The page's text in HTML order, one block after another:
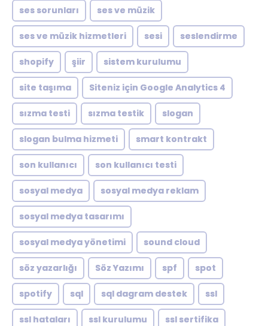
ses sorunları ses ve müzik
ses ve müzik hizmetleri sesi seslendirme
shopify şiir sistem kurulumu
site taşıma Siteniz için Google Analytics 4
sızma testi sızma testik slogan
slogan bulma hizmeti smart kontrakt
son kullanıcı son kullanıcı testi
sosyal medya sosyal medya reklam
sosyal medya tasarımı
sosyal medya yönetimi sound cloud
söz yazarlığı Söz Yazımı spf spot
spotify sql sql dagram destek ssl
ssl hataları ssl kurulumu ssl sertifika